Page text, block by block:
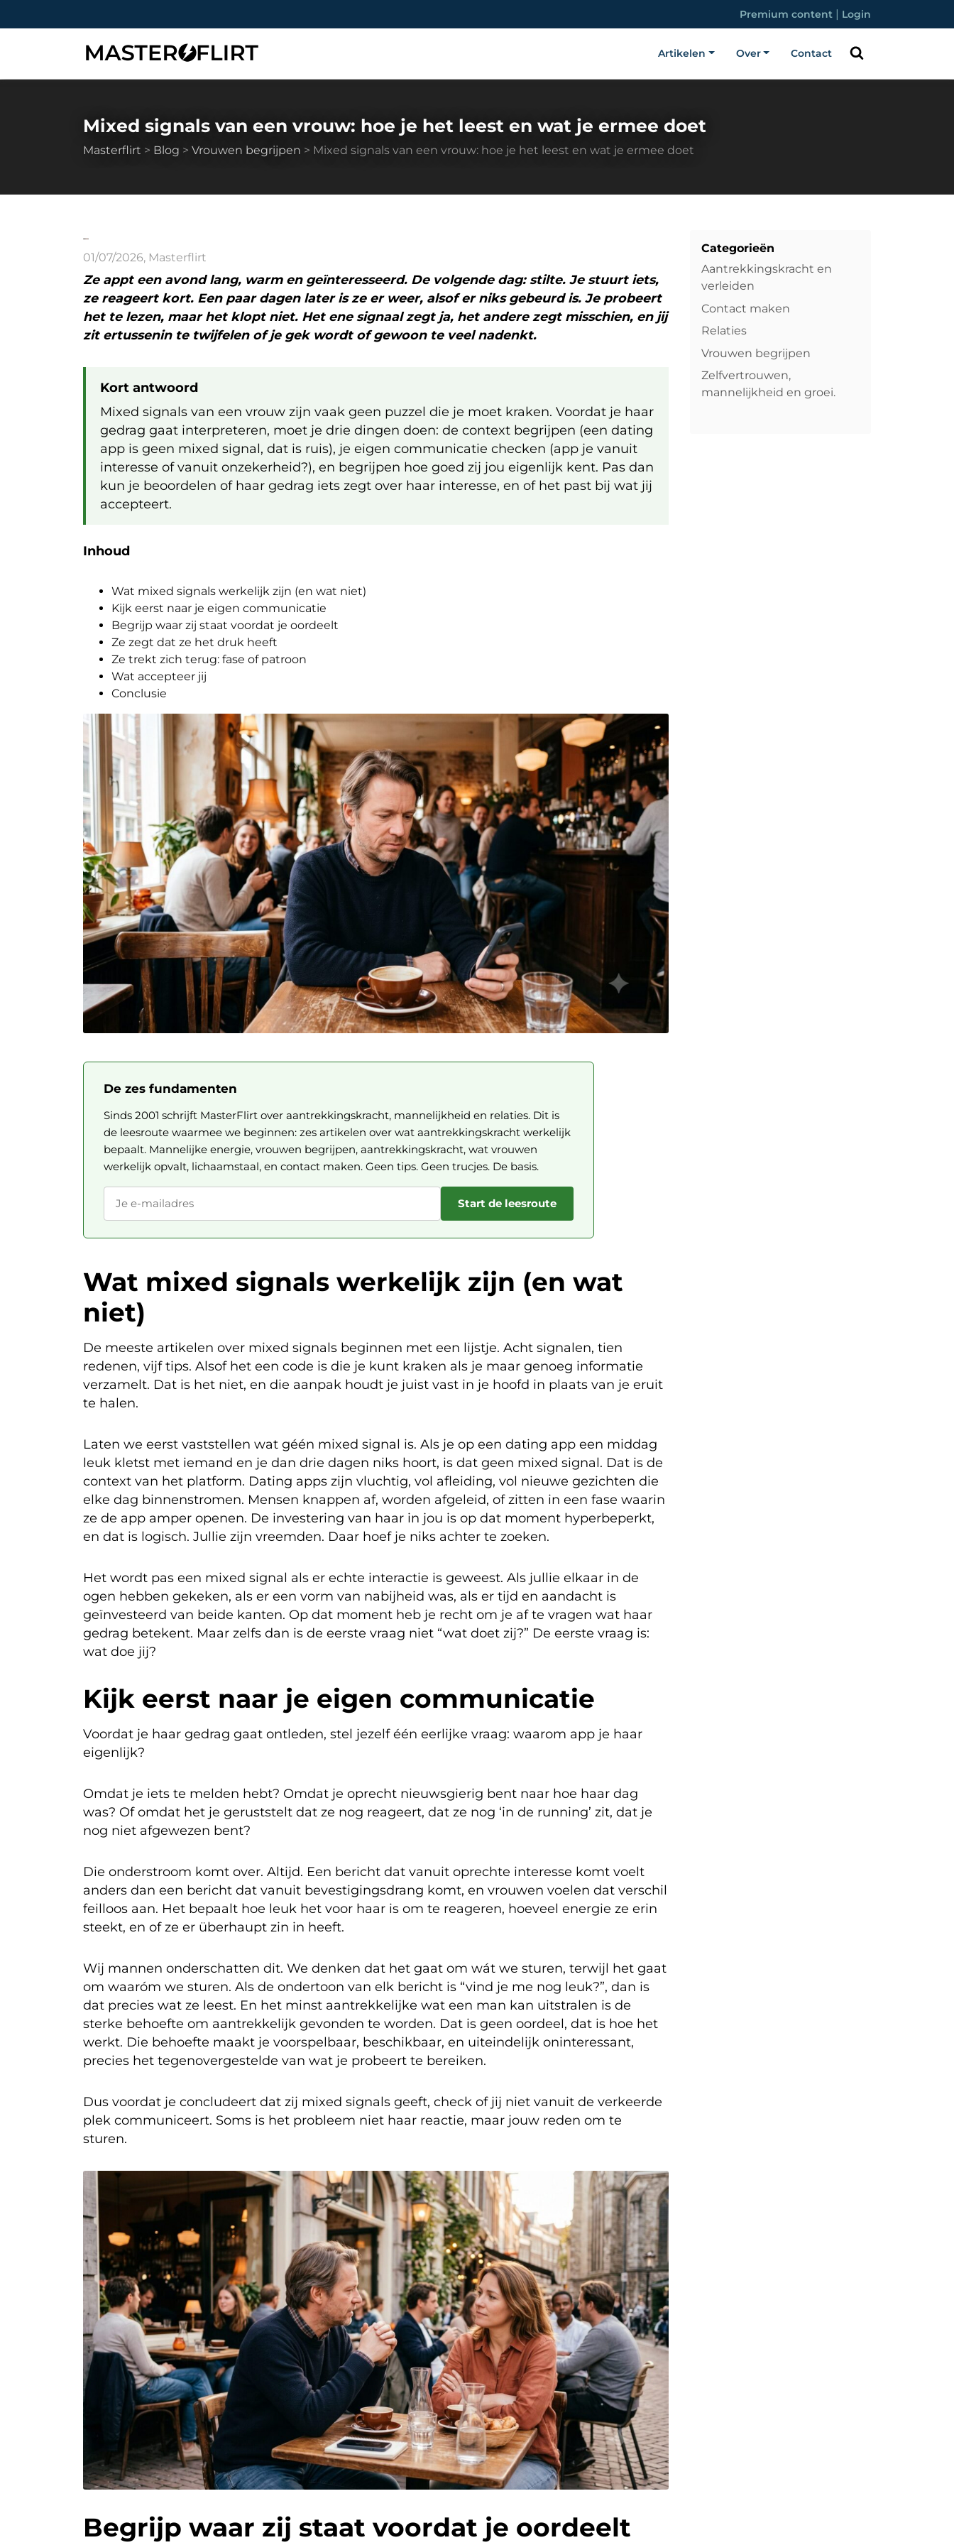
Premium content | Login
Artikelen Over Contact
Mixed signals van een vrouw: hoe je het leest en wat je ermee doet
Masterflirt > Blog > Vrouwen begrijpen > Mixed signals van een vrouw: hoe je het leest en wat je ermee doet
01/07/2026, Masterflirt
Ze appt een avond lang, warm en geïnteresseerd. De volgende dag: stilte. Je stuurt iets,
ze reageert kort. Een paar dagen later is ze er weer, alsof er niks gebeurd is. Je probeert
het te lezen, maar het klopt niet. Het ene signaal zegt ja, het andere zegt misschien, en jij
zit ertussenin te twijfelen of je gek wordt of gewoon te veel nadenkt.
Kort antwoord
Mixed signals van een vrouw zijn vaak geen puzzel die je moet kraken. Voordat je haar
gedrag gaat interpreteren, moet je drie dingen doen: de context begrijpen (een dating
app is geen mixed signal, dat is ruis), je eigen communicatie checken (app je vanuit
interesse of vanuit onzekerheid?), en begrijpen hoe goed zij jou eigenlijk kent. Pas dan
kun je beoordelen of haar gedrag iets zegt over haar interesse, en of het past bij wat jij
accepteert.
Inhoud
Wat mixed signals werkelijk zijn (en wat niet)
Kijk eerst naar je eigen communicatie
Begrijp waar zij staat voordat je oordeelt
Ze zegt dat ze het druk heeft
Ze trekt zich terug: fase of patroon
Wat accepteer jij
Conclusie
De zes fundamenten
Sinds 2001 schrijft MasterFlirt over aantrekkingskracht, mannelijkheid en relaties. Dit is
de leesroute waarmee we beginnen: zes artikelen over wat aantrekkingskracht werkelijk
bepaalt. Mannelijke energie, vrouwen begrijpen, aantrekkingskracht, wat vrouwen
werkelijk opvalt, lichaamstaal, en contact maken. Geen tips. Geen trucjes. De basis.
Start de leesroute
Wat mixed signals werkelijk zijn (en wat
niet)
De meeste artikelen over mixed signals beginnen met een lijstje. Acht signalen, tien
redenen, vijf tips. Alsof het een code is die je kunt kraken als je maar genoeg informatie
verzamelt. Dat is het niet, en die aanpak houdt je juist vast in je hoofd in plaats van je eruit
te halen.
Laten we eerst vaststellen wat géén mixed signal is. Als je op een dating app een middag
leuk kletst met iemand en je dan drie dagen niks hoort, is dat geen mixed signal. Dat is de
context van het platform. Dating apps zijn vluchtig, vol afleiding, vol nieuwe gezichten die
elke dag binnenstromen. Mensen knappen af, worden afgeleid, of zitten in een fase waarin
ze de app amper openen. De investering van haar in jou is op dat moment hyperbeperkt,
en dat is logisch. Jullie zijn vreemden. Daar hoef je niks achter te zoeken.
Het wordt pas een mixed signal als er echte interactie is geweest. Als jullie elkaar in de
ogen hebben gekeken, als er een vorm van nabijheid was, als er tijd en aandacht is
geïnvesteerd van beide kanten. Op dat moment heb je recht om je af te vragen wat haar
gedrag betekent. Maar zelfs dan is de eerste vraag niet “wat doet zij?” De eerste vraag is:
wat doe jij?
Kijk eerst naar je eigen communicatie
Voordat je haar gedrag gaat ontleden, stel jezelf één eerlijke vraag: waarom app je haar
eigenlijk?
Omdat je iets te melden hebt? Omdat je oprecht nieuwsgierig bent naar hoe haar dag
was? Of omdat het je geruststelt dat ze nog reageert, dat ze nog ‘in de running’ zit, dat je
nog niet afgewezen bent?
Die onderstroom komt over. Altijd. Een bericht dat vanuit oprechte interesse komt voelt
anders dan een bericht dat vanuit bevestigingsdrang komt, en vrouwen voelen dat verschil
feilloos aan. Het bepaalt hoe leuk het voor haar is om te reageren, hoeveel energie ze erin
steekt, en of ze er überhaupt zin in heeft.
Wij mannen onderschatten dit. We denken dat het gaat om wát we sturen, terwijl het gaat
om waaróm we sturen. Als de ondertoon van elk bericht is “vind je me nog leuk?”, dan is
dat precies wat ze leest. En het minst aantrekkelijke wat een man kan uitstralen is de
sterke behoefte om aantrekkelijk gevonden te worden. Dat is geen oordeel, dat is hoe het
werkt. Die behoefte maakt je voorspelbaar, beschikbaar, en uiteindelijk oninteressant,
precies het tegenovergestelde van wat je probeert te bereiken.
Dus voordat je concludeert dat zij mixed signals geeft, check of jij niet vanuit de verkeerde
plek communiceert. Soms is het probleem niet haar reactie, maar jouw reden om te
sturen.
Begrijp waar zij staat voordat je oordeelt
Categorieën
Aantrekkingskracht en
verleiden
Contact maken
Relaties
Vrouwen begrijpen
Zelfvertrouwen,
mannelijkheid en groei.